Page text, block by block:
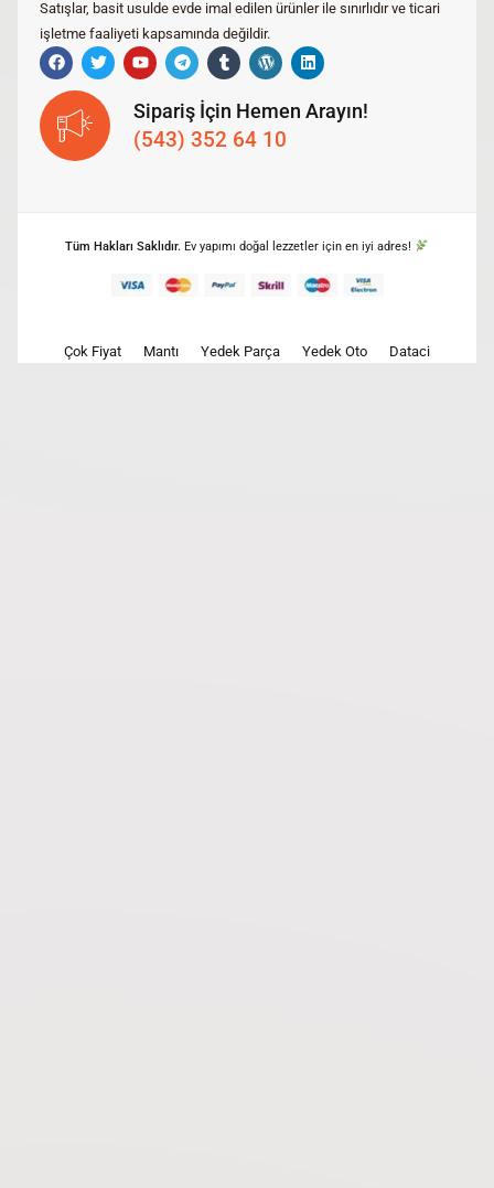
Satışlar, basit usulde evde imal edilen ürünler ile sınırlıdır ve ticari
işletme faaliyeti kapsamında değildir.
Sipariş İçin Hemen Arayın!
(543) 352 64 10
Tüm Hakları Saklıdır. Ev yapımı doğal lezzetler için en iyi adres!
Çok Fiyat Mantı Yedek Parça Yedek Oto Dataci